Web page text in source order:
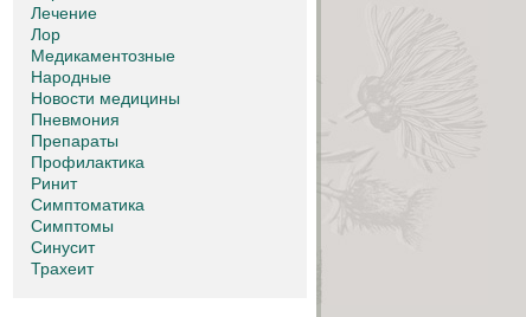
Лечение
Лор
Медикаментозные
Народные
Новости медицины
Пневмония
Препараты
Профилактика
Ринит
Симптоматика
Симптомы
Синусит
Трахеит